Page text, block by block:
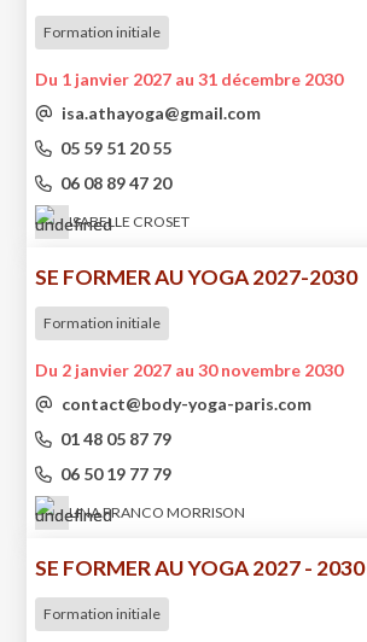
Formation initiale
Du 1 janvier 2027 au 31 décembre 2030
isa.athayoga@gmail.com
05 59 51 20 55
06 08 89 47 20
ISABELLE CROSET
SE FORMER AU YOGA 2027-2030
Formation initiale
Du 2 janvier 2027 au 30 novembre 2030
contact@body-yoga-paris.com
01 48 05 87 79
06 50 19 77 79
LINA FRANCO MORRISON
SE FORMER AU YOGA 2027 - 2030
Formation initiale